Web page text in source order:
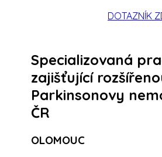
DOTAZNÍK
Specializovaná
zajišťující
Parkinsonovy
ČR
OLOMOUC